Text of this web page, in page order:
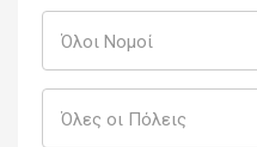
Όλοι Νομοί
Όλες οι Πόλεις